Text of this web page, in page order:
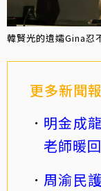
韓賢光的遺孀Gina忍
更多新聞
明金成
老師暖
周渝民